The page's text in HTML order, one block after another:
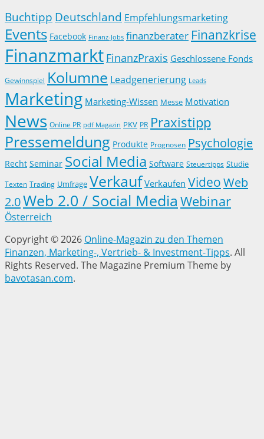
Buchtipp Deutschland Empfehlungsmarketing
Events Facebook Finanz-Jobs finanzberater Finanzkrise
Finanzmarkt FinanzPraxis Geschlossene Fonds
Gewinnspiel Kolumne Leadgenerierung Leads
Marketing Marketing-Wissen Messe Motivation
News Online PR pdf Magazin PKV PR Praxistipp
Pressemeldung Produkte Prognosen Psychologie
Recht Seminar Social Media Software Steuertipps Studie
Texten Trading Umfrage Verkauf Verkaufen VideoWeb
2.0Web 2.0 / Social Media Webinar
Österreich
Copyright © 2026 Online-Magazin zu den Themen
Finanzen, Marketing-, Vertrieb- & Investment-Tipps. All
Rights Reserved. The Magazine Premium Theme by
bavotasan.com.